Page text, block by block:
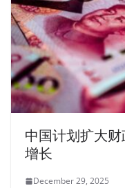
中国计划扩大
增长
December 29, 2025